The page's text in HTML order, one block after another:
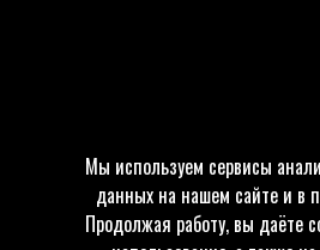
Мы используем сервисы
данных на нашем сайте и в
Продолжая работу, вы даёте